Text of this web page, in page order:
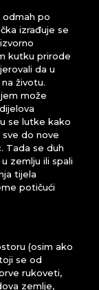
odmah po
izrađuje se
kutku prirode
da u
životu.
može
se lutke kako
do nove
Tada se duh
zemlju ili spali
tijela
potičući
(osim ako
se od
rukoveti,
zemlje,